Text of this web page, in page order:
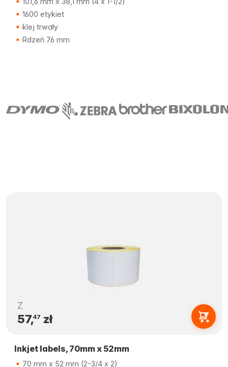
1600 etykiet
klej trwały
Rdzeń 76 mm
Z
57,47 zł
Inkjet labels, 70mm x 52mm
70 mm x 52 mm (2-3/4 x 2)